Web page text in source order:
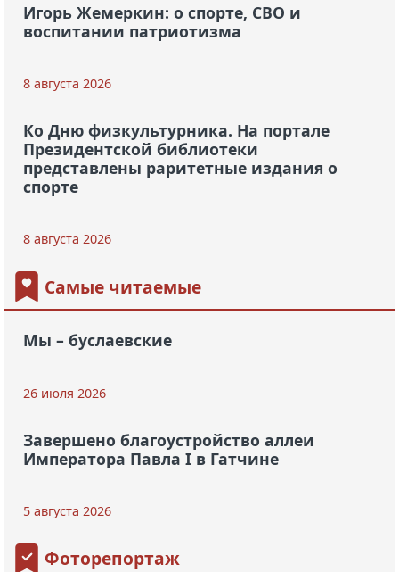
Игорь Жемеркин: о спорте, СВО и
воспитании патриотизма
8 августа 2026
Ко Дню физкультурника. На портале
Президентской библиотеки
представлены раритетные издания о
спорте
8 августа 2026
Самые читаемые
Мы – буслаевские
26 июля 2026
Завершено благоустройство аллеи
Императора Павла I в Гатчине
5 августа 2026
Фоторепортаж